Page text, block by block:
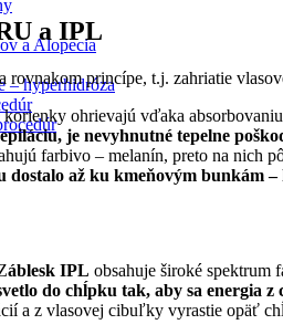
a Alopecia
– hyperhidróza
a IPL
rovnakom princípe, t.j. zahriatie
ohrievajú vďaka
je nevyhnutné tepelne
farbivo – melanín, preto na nich
dostalo až ku kmeňovým bunkám
áblesk IPL obsahuje široké spektrum
do chĺpku tak, aby sa energia
a z vlasovej cibuľky vyrastie opäť